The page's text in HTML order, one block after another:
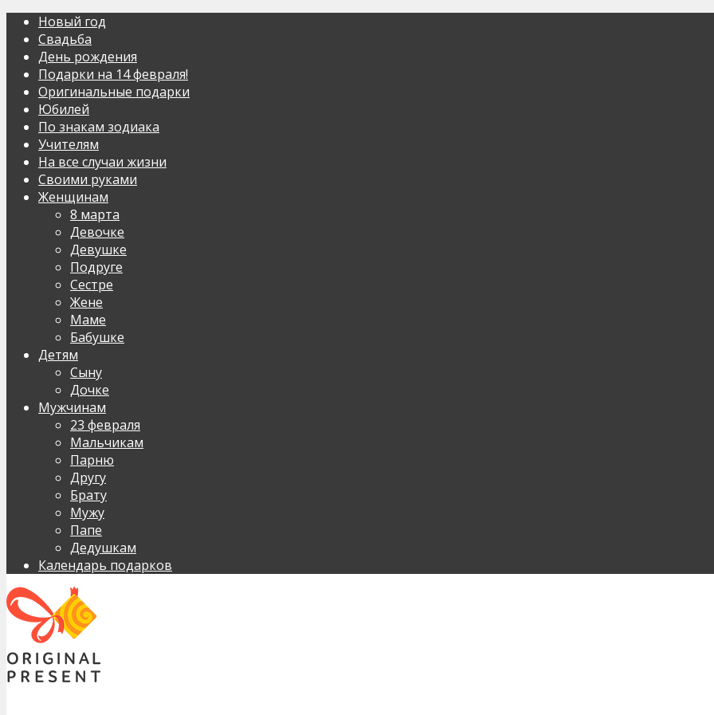
Новый год
Свадьба
День рождения
Подарки на 14 февраля!
Оригинальные подарки
Юбилей
По знакам зодиака
Учителям
На все случаи жизни
Своими руками
Женщинам
8 марта
Девочке
Девушке
Подруге
Сестре
Жене
Маме
Бабушке
Детям
Сыну
Дочке
Мужчинам
23 февраля
Мальчикам
Парню
Другу
Брату
Мужу
Папе
Дедушкам
Календарь подарков